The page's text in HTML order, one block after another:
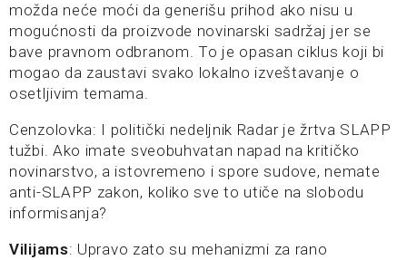
možda neće moći da generišu prihod ako nisu u
mogućnosti da proizvode novinarski sadržaj jer se
bave pravnom odbranom. To je opasan ciklus koji bi
mogao da zaustavi svako lokalno izveštavanje o
osetljivim temama.
Cenzolovka: I politički nedeljnik Radar je žrtva SLAPP
tužbi. Ako imate sveobuhvatan napad na kritičko
novinarstvo, a istovremeno i spore sudove, nemate
anti-SLAPP zakon, koliko sve to utiče na slobodu
informisanja?
Vilijams: Upravo zato su mehanizmi za rano